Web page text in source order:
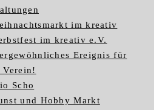
im kreativ
im kreativ e.V.
Ereignis für
Verein!
Scho
und Hobby Markt